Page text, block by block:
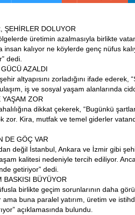
ŞEHİRLER DOLUYOR
üretimin azalmasıyla birlikte
insan kalıyor ne köylerde genç nüfus
dedi.
AZALDI
altyapısını zorladığını ifade ederek,
iş ve sosyal yaşam alanlarında
ZOR
dikkat çekerek, “Bugünkü
zor. Kira, mutfak ve temel giderler
DE GÖÇ VAR
değil İstanbul, Ankara ve İzmir gibi
kalitesi nedeniyle tercih ediliyor.
getiriyor” dedi.
BASKISI BÜYÜYOR
birlikte geçim sorunlarının daha
buna paralel yatırım, üretim ve
açıklamasında bulundu.